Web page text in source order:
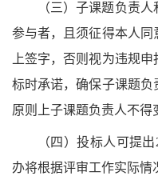
（三）子课题负责
参与者，且须征得本人同
上签字，否则视为违规
标时承诺，确保子课题负
原则上子课题负责人不得
（四）投标人可提
办将根据评审工作实际情